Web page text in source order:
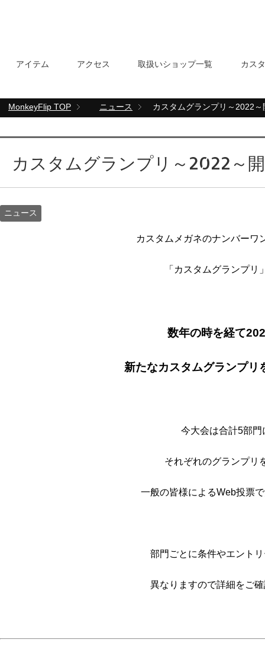
アイテム アクセス 取扱いショップ一覧 カス
MonkeyFlip TOP ニュース カスタムグランプリ～2022
カスタムグランプリ～2022～
ニュース
カスタムメガネのナンバーワ
「カスタムグランプリ
数年の時を経て
新たなカスタムグランプリ
今大会は合計5部門
それぞれのグランプリ
一般の皆様によるWeb投票
部門ごとに条件やエント
異なりますので詳細をご